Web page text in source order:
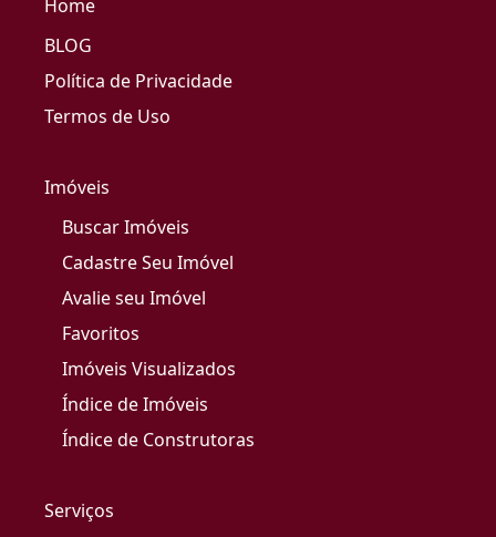
Home
BLOG
Política de Privacidade
Termos de Uso
Imóveis
Buscar Imóveis
Cadastre Seu Imóvel
Avalie seu Imóvel
Favoritos
Imóveis Visualizados
Índice de Imóveis
Índice de Construtoras
Serviços